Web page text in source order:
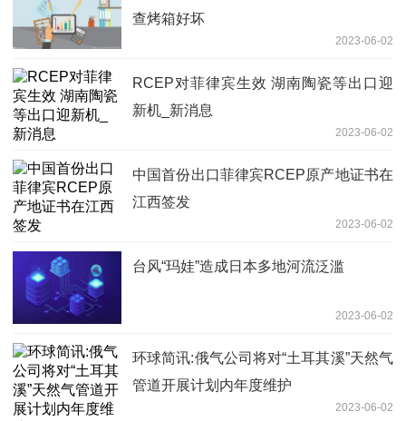
查烤箱好坏
2023-06-02
RCEP对菲律宾生效 湖南陶瓷等出口迎
新机_新消息
2023-06-02
中国首份出口菲律宾RCEP原产地证书在
江西签发
2023-06-02
台风“玛娃”造成日本多地河流泛滥
2023-06-02
环球简讯:俄气公司将对“土耳其溪”天然气
管道开展计划内年度维护
2023-06-02